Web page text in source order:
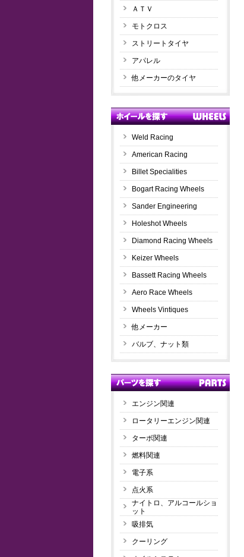
ＡＴＶ
モトクロス
ストリートタイヤ
アパレル
他メーカーのタイヤ
Weld Racing
American Racing
Billet Specialities
Bogart Racing Wheels
Sander Engineering
Holeshot Wheels
Diamond Racing Wheels
Keizer Wheels
Bassett Racing Wheels
Aero Race Wheels
Wheels Vintiques
他メーカー
バルブ、ナット類
エンジン関連
ロータリーエンジン関連
ターボ関連
燃料関連
電子系
点火系
ナイトロ、アルコールショ
ット
吸排気
クーリング